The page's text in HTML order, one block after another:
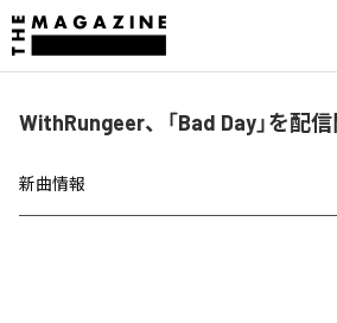
WithRungeer、「Bad Day」を配
新曲情報